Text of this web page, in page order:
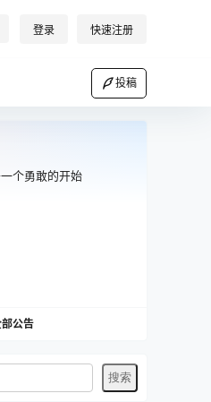
登录 快速注册
投稿
个勇敢的开始
公告